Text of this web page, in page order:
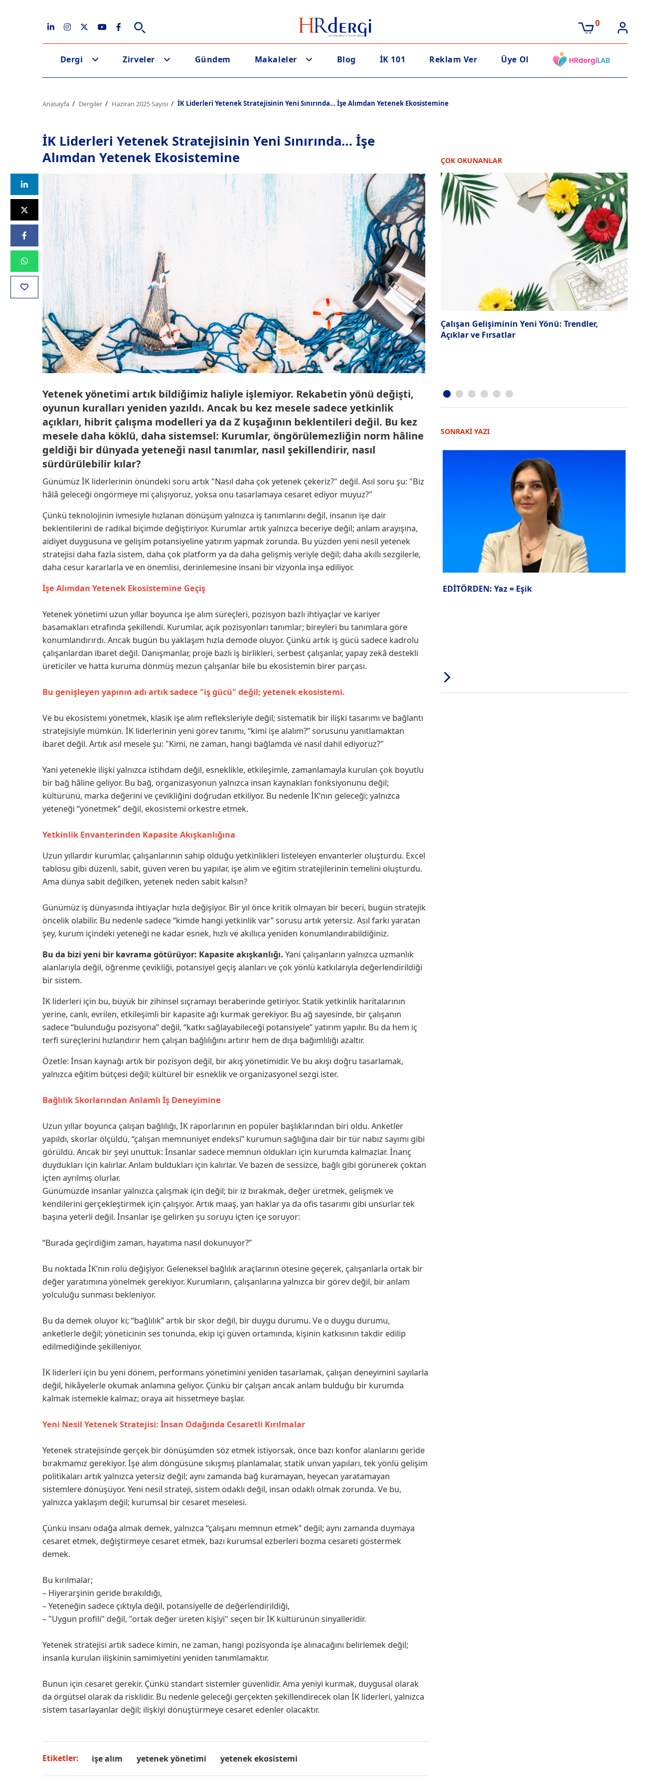
0
Dergi Zirveler Gündem Makaleler Blog İK 101 Reklam Ver Üye Ol
Anasayfa Dergiler Haziran 2025 Sayısı İK Liderleri Yetenek Stratejisinin Yeni Sınırında… İşe Alımdan Yetenek Ekosistemine
İK Liderleri Yetenek Stratejisinin Yeni Sınırında… İşe
Alımdan Yetenek Ekosistemine
Yetenek yönetimi artık bildiğimiz haliyle işlemiyor. Rekabetin yönü değişti,
oyunun kuralları yeniden yazıldı. Ancak bu kez mesele sadece yetkinlik
açıkları, hibrit çalışma modelleri ya da Z kuşağının beklentileri değil. Bu kez
mesele daha köklü, daha sistemsel: Kurumlar, öngörülemezliğin norm hâline
geldiği bir dünyada yeteneği nasıl tanımlar, nasıl şekillendirir, nasıl
sürdürülebilir kılar?
Günümüz İK liderlerinin önündeki soru artık "Nasıl daha çok yetenek çekeriz?" değil. Asıl soru şu: "Biz
hâlâ geleceği öngörmeye mi çalışıyoruz, yoksa onu tasarlamaya cesaret ediyor muyuz?"
Çünkü teknolojinin ivmesiyle hızlanan dönüşüm yalnızca iş tanımlarını değil, insanın işe dair
beklentilerini de radikal biçimde değiştiriyor. Kurumlar artık yalnızca beceriye değil; anlam arayışına,
aidiyet duygusuna ve gelişim potansiyeline yatırım yapmak zorunda. Bu yüzden yeni nesil yetenek
stratejisi daha fazla sistem, daha çok platform ya da daha gelişmiş veriyle değil; daha akıllı sezgilerle,
daha cesur kararlarla ve en önemlisi, derinlemesine insani bir vizyonla inşa ediliyor.
İşe Alımdan Yetenek Ekosistemine Geçiş
Yetenek yönetimi uzun yıllar boyunca işe alım süreçleri, pozisyon bazlı ihtiyaçlar ve kariyer
basamakları etrafında şekillendi. Kurumlar, açık pozisyonları tanımlar; bireyleri bu tanımlara göre
konumlandırırdı. Ancak bugün bu yaklaşım hızla demode oluyor. Çünkü artık iş gücü sadece kadrolu
çalışanlardan ibaret değil. Danışmanlar, proje bazlı iş birlikleri, serbest çalışanlar, yapay zekâ destekli
üreticiler ve hatta kuruma dönmüş mezun çalışanlar bile bu ekosistemin birer parçası.
Bu genişleyen yapının adı artık sadece "iş gücü" değil; yetenek ekosistemi.
Ve bu ekosistemi yönetmek, klasik işe alım refleksleriyle değil; sistematik bir ilişki tasarımı ve bağlantı
stratejisiyle mümkün. İK liderlerinin yeni görev tanımı, “kimi işe alalım?” sorusunu yanıtlamaktan
ibaret değil. Artık asıl mesele şu: "Kimi, ne zaman, hangi bağlamda ve nasıl dahil ediyoruz?"
Yani yetenekle ilişki yalnızca istihdam değil, esneklikle, etkileşimle, zamanlamayla kurulan çok boyutlu
bir bağ hâline geliyor. Bu bağ, organizasyonun yalnızca insan kaynakları fonksiyonunu değil;
kültürünü, marka değerini ve çevikliğini doğrudan etkiliyor. Bu nedenle İK’nın geleceği; yalnızca
yeteneği “yönetmek” değil, ekosistemi orkestre etmek.
Yetkinlik Envanterinden Kapasite Akışkanlığına
Uzun yıllardır kurumlar, çalışanlarının sahip olduğu yetkinlikleri listeleyen envanterler oluşturdu. Excel
tablosu gibi düzenli, sabit, güven veren bu yapılar, işe alım ve eğitim stratejilerinin temelini oluşturdu.
Ama dünya sabit değilken, yetenek neden sabit kalsın?
Günümüz iş dünyasında ihtiyaçlar hızla değişiyor. Bir yıl önce kritik olmayan bir beceri, bugün stratejik
öncelik olabilir. Bu nedenle sadece “kimde hangi yetkinlik var” sorusu artık yetersiz. Asıl farkı yaratan
şey, kurum içindeki yeteneği ne kadar esnek, hızlı ve akıllıca yeniden konumlandırabildiğiniz.
Bu da bizi yeni bir kavrama götürüyor: Kapasite akışkanlığı. Yani çalışanların yalnızca uzmanlık
alanlarıyla değil, öğrenme çevikliği, potansiyel geçiş alanları ve çok yönlü katkılarıyla değerlendirildiği
bir sistem.
İK liderleri için bu, büyük bir zihinsel sıçramayı beraberinde getiriyor. Statik yetkinlik haritalarının
yerine, canlı, evrilen, etkileşimli bir kapasite ağı kurmak gerekiyor. Bu ağ sayesinde, bir çalışanın
sadece “bulunduğu pozisyona” değil, “katkı sağlayabileceği potansiyele” yatırım yapılır. Bu da hem iç
terfi süreçlerini hızlandırır hem çalışan bağlılığını artırır hem de dışa bağımlılığı azaltır.
Özetle: İnsan kaynağı artık bir pozisyon değil, bir akış yönetimidir. Ve bu akışı doğru tasarlamak,
yalnızca eğitim bütçesi değil; kültürel bir esneklik ve organizasyonel sezgi ister.
Bağlılık Skorlarından Anlamlı İş Deneyimine
Uzun yıllar boyunca çalışan bağlılığı, İK raporlarının en popüler başlıklarından biri oldu. Anketler
yapıldı, skorlar ölçüldü, “çalışan memnuniyet endeksi” kurumun sağlığına dair bir tür nabız sayımı gibi
görüldü. Ancak bir şeyi unuttuk: İnsanlar sadece memnun oldukları için kurumda kalmazlar. İnanç
duydukları için kalırlar. Anlam buldukları için kalırlar. Ve bazen de sessizce, bağlı gibi görünerek çoktan
içten ayrılmış olurlar.
Günümüzde insanlar yalnızca çalışmak için değil; bir iz bırakmak, değer üretmek, gelişmek ve
kendilerini gerçekleştirmek için çalışıyor. Artık maaş, yan haklar ya da ofis tasarımı gibi unsurlar tek
başına yeterli değil. İnsanlar işe gelirken şu soruyu içten içe soruyor:
“Burada geçirdiğim zaman, hayatıma nasıl dokunuyor?”
Bu noktada İK’nın rolü değişiyor. Geleneksel bağlılık araçlarının ötesine geçerek, çalışanlarla ortak bir
değer yaratımına yönelmek gerekiyor. Kurumların, çalışanlarına yalnızca bir görev değil, bir anlam
yolculuğu sunması bekleniyor.
Bu da demek oluyor ki; “bağlılık” artık bir skor değil, bir duygu durumu. Ve o duygu durumu,
anketlerle değil; yöneticinin ses tonunda, ekip içi güven ortamında, kişinin katkısının takdir edilip
edilmediğinde şekilleniyor.
İK liderleri için bu yeni dönem, performans yönetimini yeniden tasarlamak, çalışan deneyimini sayılarla
değil, hikâyelerle okumak anlamına geliyor. Çünkü bir çalışan ancak anlam bulduğu bir kurumda
kalmak istemekle kalmaz; oraya ait hissetmeye başlar.
Yeni Nesil Yetenek Stratejisi: İnsan Odağında Cesaretli Kırılmalar
Yetenek stratejisinde gerçek bir dönüşümden söz etmek istiyorsak, önce bazı konfor alanlarını geride
bırakmamız gerekiyor. İşe alım döngüsüne sıkışmış planlamalar, statik unvan yapıları, tek yönlü gelişim
politikaları artık yalnızca yetersiz değil; aynı zamanda bağ kuramayan, heyecan yaratamayan
sistemlere dönüşüyor. Yeni nesil strateji, sistem odaklı değil, insan odaklı olmak zorunda. Ve bu,
yalnızca yaklaşım değil; kurumsal bir cesaret meselesi.
Çünkü insanı odağa almak demek, yalnızca “çalışanı memnun etmek” değil; aynı zamanda duymaya
cesaret etmek, değiştirmeye cesaret etmek, bazı kurumsal ezberleri bozma cesareti göstermek
demek.
Bu kırılmalar;
– Hiyerarşinin geride bırakıldığı,
– Yeteneğin sadece çıktıyla değil, potansiyelle de değerlendirildiği,
– "Uygun profili" değil, "ortak değer üreten kişiyi" seçen bir İK kültürünün sinyalleridir.
Yetenek stratejisi artık sadece kimin, ne zaman, hangi pozisyonda işe alınacağını belirlemek değil;
insanla kurulan ilişkinin samimiyetini yeniden tanımlamaktır.
Bunun için cesaret gerekir. Çünkü standart sistemler güvenlidir. Ama yeniyi kurmak, duygusal olarak
da örgütsel olarak da risklidir. Bu nedenle geleceği gerçekten şekillendirecek olan İK liderleri, yalnızca
sistem tasarlayanlar değil; ilişkiyi dönüştürmeye cesaret edenler olacaktır.
Etiketler: işe alım yetenek yönetimi yetenek ekosistemi
ÇOK OKUNANLAR
Çalışan Gelişiminin Yeni Yönü: Trendler,
Açıklar ve Fırsatlar
SONRAKİ YAZI
EDİTÖRDEN: Yaz = Eşik